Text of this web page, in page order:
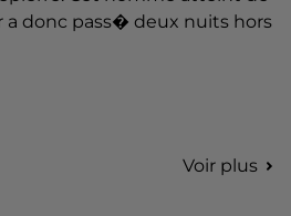
a donc pass� deux nuits hors
Voir plus